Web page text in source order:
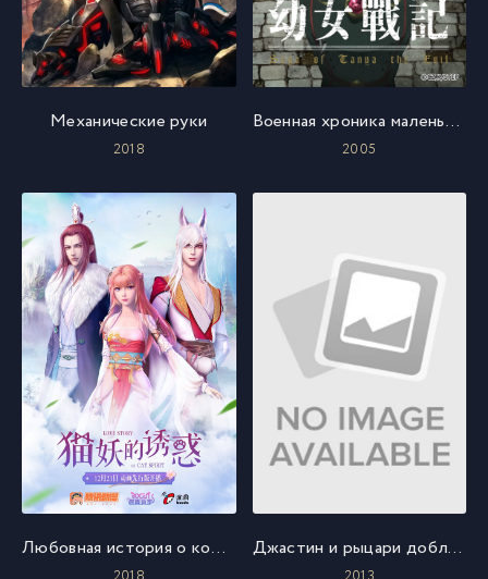
Механические руки
2018
Военная хроника маленькой девочки
2005
Любовная история о кошачьем духе Джастин и рыцари доблести